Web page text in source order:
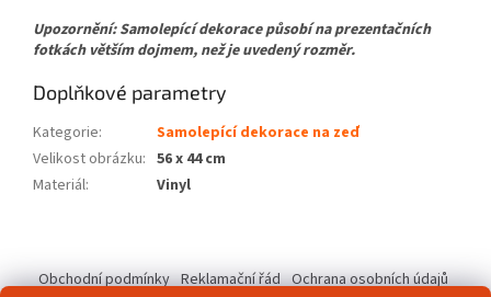
Upozornění: Samolepící dekorace působí na prezentačních
fotkách větším dojmem, než je uvedený rozměr.
Doplňkové parametry
Kategorie:
Samolepící dekorace na zeď
Velikost obrázku: 56 x 44 cm
Materiál: Vinyl
Obchodní podmínky Reklamační řád Ochrana osobních údajů